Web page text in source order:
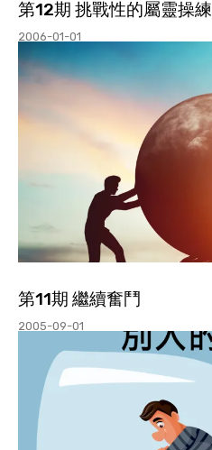
第12期 挑戰性的屬靈操練
2006-01-01
第11期 繼續奮鬥
2005-09-01